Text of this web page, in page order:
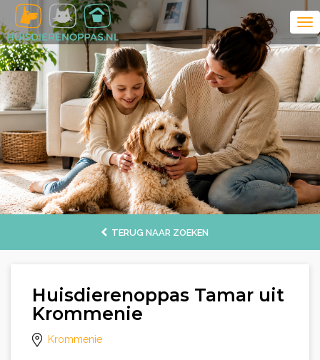
TERUG NAAR ZOEKEN
Huisdierenoppas Tamar uit
Krommenie
Krommenie